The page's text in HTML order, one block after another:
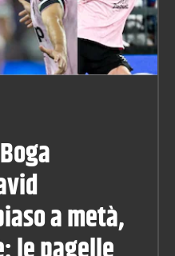
a metà,